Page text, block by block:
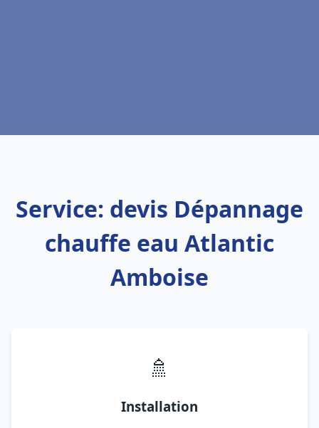
Service: devis Dépannage
chauffe eau Atlantic
Amboise
🚿
Installation